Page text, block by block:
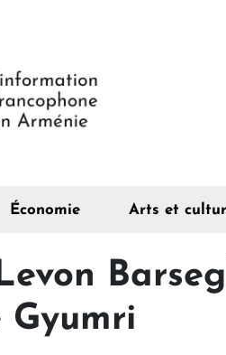
Économie Arts et
Gyumri